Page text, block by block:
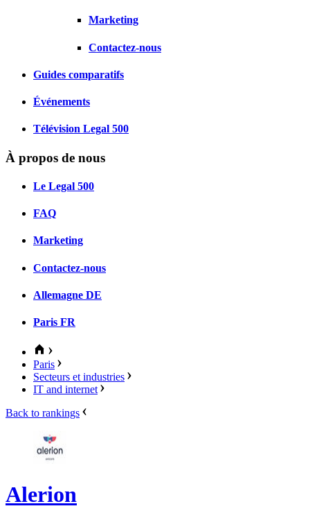
Marketing
Contactez-nous
Guides comparatifs
Événements
Télévision Legal 500
À propos de nous
Le Legal 500
FAQ
Marketing
Contactez-nous
Allemagne DE
Paris FR
Paris
Secteurs et industries
IT and internet
Back to rankings
Alerion